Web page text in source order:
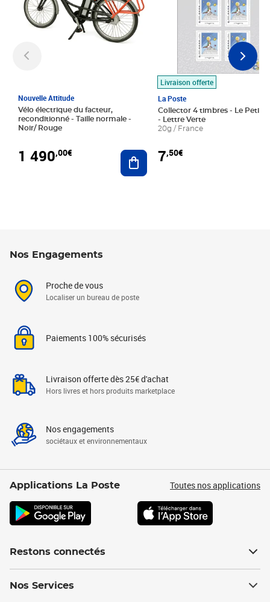
Nouvelle Attitude
Vélo électrique du facteur,
reconditionné - Taille normale -
Noir/ Rouge
1 490,00€ Ajouter au panier
Livraison offerte
La Poste
Collector 4 timbres - Le Petit
- Lettre Verte
20g / France
7,50€
Nos Engagements
Proche de vous
Localiser un bureau de poste
Paiements 100% sécurisés
Livraison offerte dès 25€ d'achat
Hors livres et hors produits marketplace
Nos engagements
sociétaux et environnementaux
Applications La Poste Toutes nos applications
Restons connectés
Nos Services